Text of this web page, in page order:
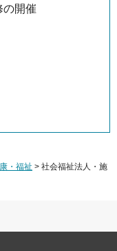
の開催
・福祉 > 社会福祉法人・施